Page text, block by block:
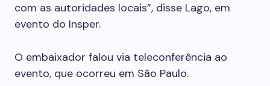
com as autoridades locais”, disse Lago, em
evento do Insper.
O embaixador falou via teleconferência ao
evento, que ocorreu em São Paulo.